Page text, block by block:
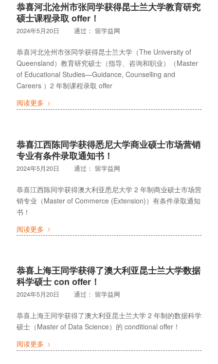
恭喜河北沧州市张同学获得昆士兰大学教育研究
硕士课程录取 offer！
2024年5月20日 通过： 留学益网
恭喜河北沧州市张同学获得昆士兰大学（The University of
Queensland）教育研究硕士（指导、咨询和职业）（Master
of Educational Studies—Guidance, Counselling and
Careers ）2 年制课程录取 offer
阅读更多
恭喜江西陈同学获得悉尼大学商业硕士市场营销
专业有条件录取通知书！
2024年5月20日 通过： 留学益网
恭喜江西陈同学获得澳大利亚悉尼大学 2 年制商业硕士市场营
销专业（Master of Commerce (Extension)）有条件录取通知
书！
阅读更多
恭喜上海王同学获得了澳大利亚昆士兰大学数据
科学硕士 con offer！
2024年5月20日 通过： 留学益网
恭喜上海王同学获得了澳大利亚昆士兰大学 2 年制的数据科学
硕士（Master of Data Science）的 conditional offer！
阅读更多